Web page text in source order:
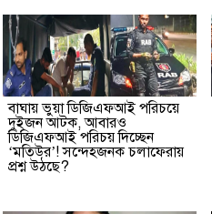
বাঘায় ভুয়া ডিজিএফআই পরিচয়ে
দুইজন আটক, আবারও
ডিজিএফআই পরিচয় দিচ্ছেন
‘মতিউর’! সন্দেহজনক চলাফেরায়
প্রশ্ন উঠছে?